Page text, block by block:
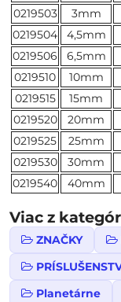
0219503 3mm
0219504
4,5mm
0219506
6,5mm
0219510
10mm
0219515
15mm
0219520
20mm
0219525
25mm
0219530
30mm
0219540
40mm
Viac z
ZNAČKY
Planetárne